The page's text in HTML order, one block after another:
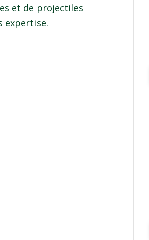
et de projectiles
expertise.